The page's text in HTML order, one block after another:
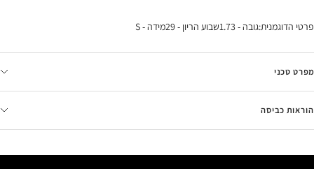
פרטי הדוגמנית:גובה - 1.73שבוע הריון - 29מידה - S
מפרט טכני
הוראות כביסה